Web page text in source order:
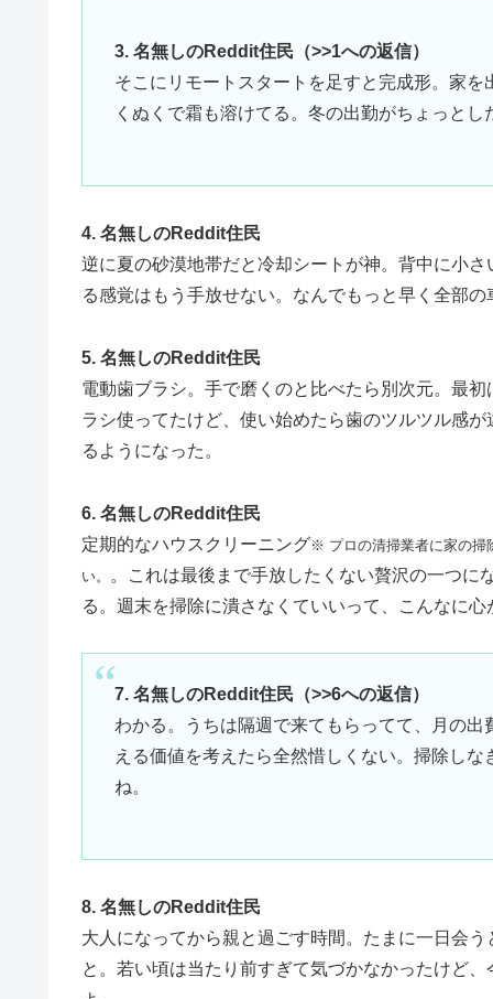
3. 名無しのReddit住民（>>1への返信）
そこにリモートスタートを足すと完成形。家
くぬくで霜も溶けてる。冬の出勤がちょっとし
4. 名無しのReddit住民
逆に夏の砂漠地帯だと冷却シートが神。背中に小
る感覚はもう手放せない。なんでもっと早く全部
5. 名無しのReddit住民
電動歯ブラシ。手で磨くのと比べたら別次元。最
ラシ使ってたけど、使い始めたら歯のツルツル感
るようになった。
6. 名無しのReddit住民
定期的なハウスクリーニング※ プロの清掃業者に家の掃
い。
。これは最後まで手放したくない贅沢の一つに
る。週末を掃除に潰さなくていいって、こんなに
7. 名無しのReddit住民（>>6への返信）
わかる。うちは隔週で来てもらってて、月の
える価値を考えたら全然惜しくない。掃除し
ね。
8. 名無しのReddit住民
大人になってから親と過ごす時間。たまに一日会
と。若い頃は当たり前すぎて気づかなかったけど